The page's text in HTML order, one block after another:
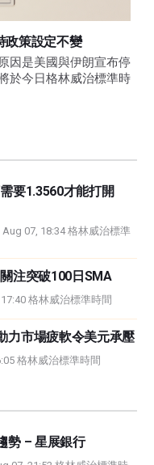
政策設定不變
因是美國與伊朗宣布停
於今日格林威治標準時
要1.3560才能打開
Aug 07, 18:34 格林威治標準
注突破100日SMA
格林威治標準時間
力市場疲軟令美元承壓
格林威治標準時間
勢 – 星展銀行